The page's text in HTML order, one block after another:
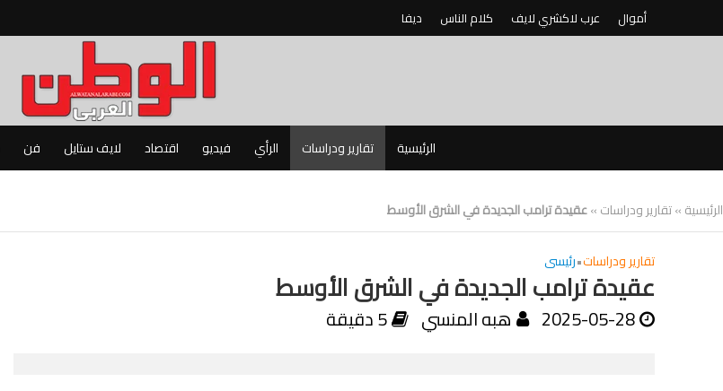
أموال عرب لاكشري لايف كلام الناس ديفا
الرئيسية تقارير ودراسات الرأي فيديو اقتصاد لايف ستايل فن
الرئيسية»تقارير ودراسات»عقيدة ترامب الجديدة في الشرق الأوسط
تقارير ودراسات•رئيسى
عقيدة ترامب الجديدة في الشرق الأوسط
2025-05-28 هبه المنسي 5 دقيقة